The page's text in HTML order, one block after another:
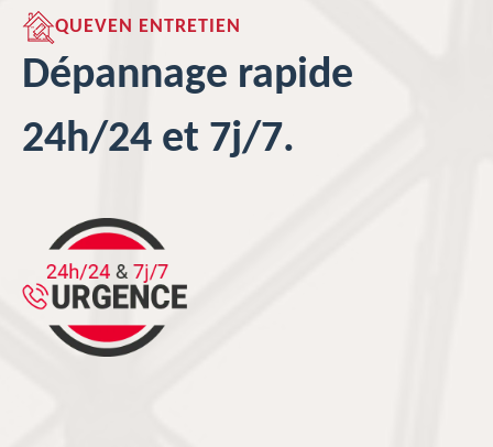
QUEVEN ENTRETIEN
Dépannage rapide
24h/24 et 7j/7.